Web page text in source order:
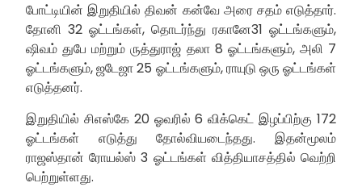
போட்டியின் இறுதியில் திவன் கன்வே அரை சதம் எடுத்தார்.
தோனி 32 ஓட்டங்கள், தொடர்ந்து ரகானே31 ஓட்டங்களும்,
ஷிவம் துபே மற்றும் ருத்துராஜ் தலா 8 ஓட்டங்களும், அலி 7
ஓட்டங்களும், ஜடேஜா 25 ஓட்டங்களும், ராயுடு ஒரு ஓட்டங்கள்
எடுத்தனர்.
இறுதியில் சிஎஸ்கே 20 ஓவரில் 6 விக்கெட் இழப்பிற்கு 172
ஓட்டங்கள் எடுத்து தோல்வியடைந்தது. இதன்மூலம்
ராஜஸ்தான் ரோயல்ஸ் 3 ஓட்டங்கள் வித்தியாசத்தில் வெற்றி
பெற்றுள்ளது.